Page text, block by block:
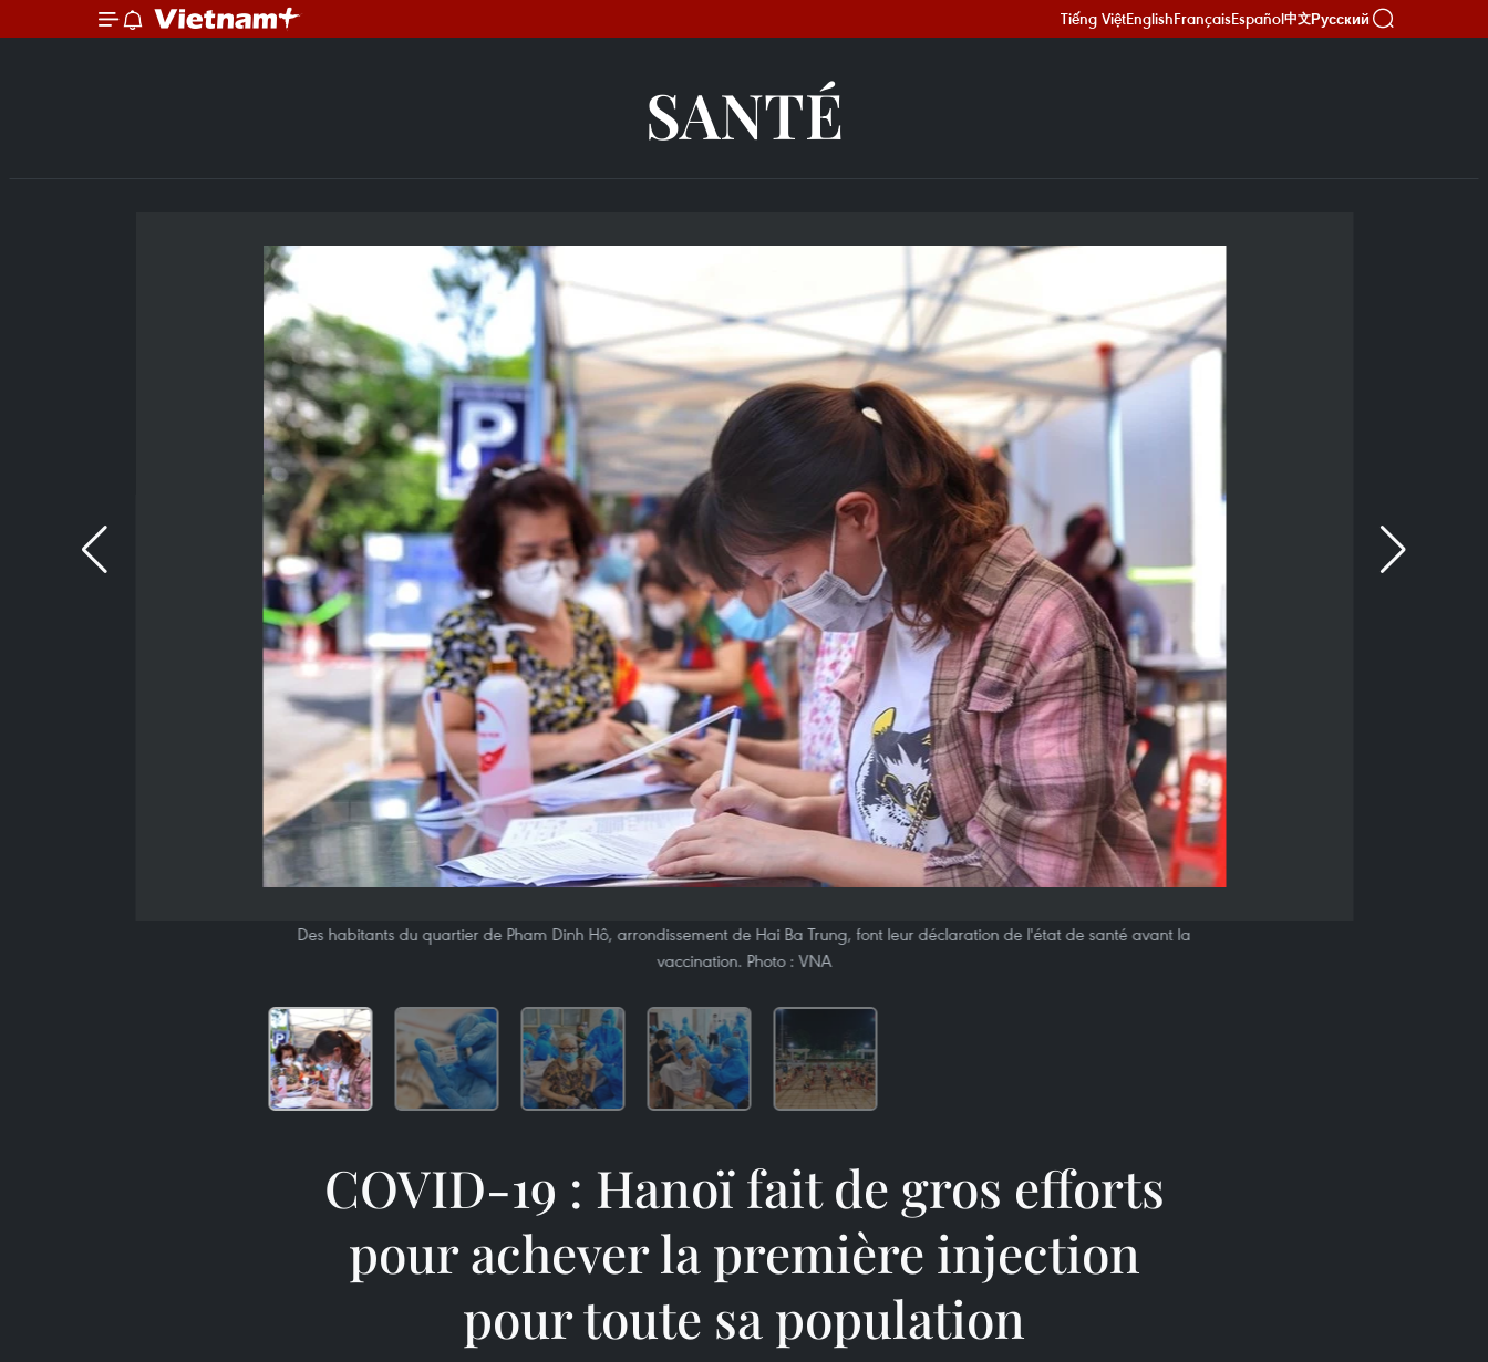
Tiếng ViệtEnglishFrançaisEspañol中文Русский
SANTÉ
Des habitants du quartier de Pham Dinh Hô, arrondissement de Hai Ba Trung, font leur déclaration de l'état de santé avant la
vaccination. Photo : VNA
COVID-19 : Hanoï fait de gros efforts
pour achever la première injection
pour toute sa population